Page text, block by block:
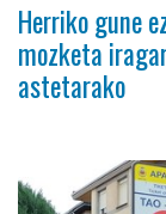
Herriko gune
mozketa
astetarako